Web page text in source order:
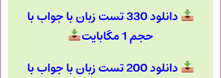
دانلود 330 تست زبان با جواب با
حجم 1 مگابایت
دانلود 200 تست زبان با جواب با